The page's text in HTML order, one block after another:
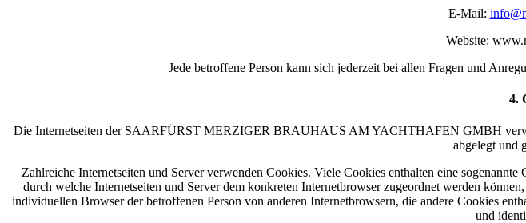
E-Mail:
Website:
Jede betroffene Person kann sich jederzeit bei allen Fragen und
4.
Die Internetseiten der SAARFÜRST MERZIGER BRAUHAUS AM YACHTHAFEN GMBH
abgelegt und
Zahlreiche Internetseiten und Server verwenden Cookies. Viele Cookies enthalten eine
durch welche Internetseiten und Server dem konkreten Internetbrowser zugeordnet werden
individuellen Browser der betroffenen Person von anderen Internetbrowsern, die andere Cookies
und